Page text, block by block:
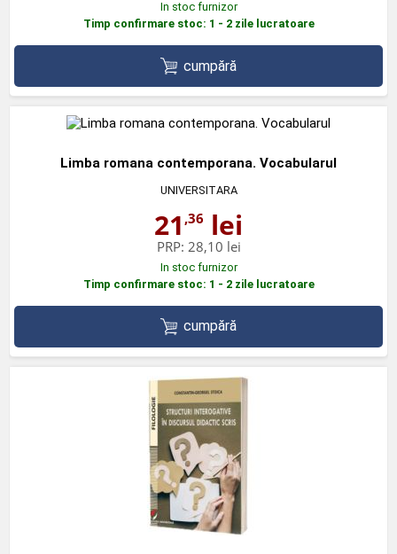
In stoc furnizor
Timp confirmare stoc: 1 - 2 zile lucratoare
cumpără
Limba romana contemporana. Vocabularul
UNIVERSITARA
21 ,36 lei
PRP: 28,10 lei
In stoc furnizor
Timp confirmare stoc: 1 - 2 zile lucratoare
cumpără